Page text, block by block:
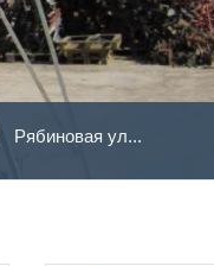
Рябиновая ул...